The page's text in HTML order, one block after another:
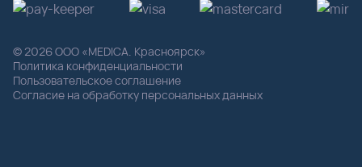
© 2026 ООО «MEDICA. Красноярск»
Политика конфиденциальности
Пользовательское соглашение
Согласие на обработку персональных данных